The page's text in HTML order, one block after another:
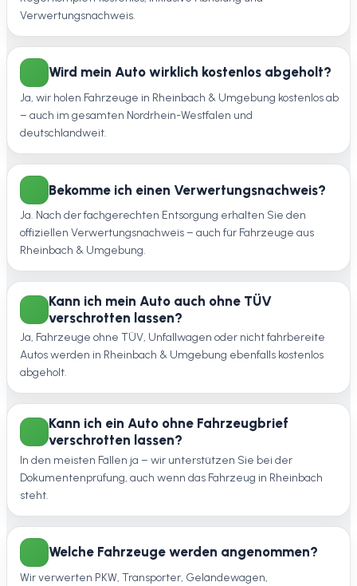
Verwertungsnachweis.
Wird mein Auto wirklich kostenlos abgeholt?
Ja, wir holen Fahrzeuge in Rheinbach & Umgebung kostenlos ab
– auch im gesamten Nordrhein-Westfalen und
deutschlandweit.
Bekomme ich einen Verwertungsnachweis?
Ja. Nach der fachgerechten Entsorgung erhalten Sie den
offiziellen Verwertungsnachweis – auch für Fahrzeuge aus
Rheinbach & Umgebung.
Kann ich mein Auto auch ohne TÜV
verschrotten lassen?
Ja, Fahrzeuge ohne TÜV, Unfallwagen oder nicht fahrbereite
Autos werden in Rheinbach & Umgebung ebenfalls kostenlos
abgeholt.
Kann ich ein Auto ohne Fahrzeugbrief
verschrotten lassen?
In den meisten Fällen ja – wir unterstützen Sie bei der
Dokumentenprüfung, auch wenn das Fahrzeug in Rheinbach
steht.
Welche Fahrzeuge werden angenommen?
Wir verwerten PKW, Transporter, Geländewagen,